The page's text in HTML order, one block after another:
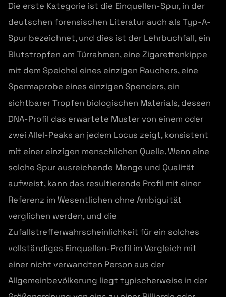
Die erste Kategorie ist die Einquellen-Spur, in der
deutschen forensischen Literatur auch als Typ-A-
Spur bezeichnet, und dies ist der Lehrbuchfall, ein
Blutstropfen am Türrahmen, eine Zigarettenkippe
mit dem Speichel eines einzigen Rauchers, eine
Spermaprobe eines einzigen Spenders, ein
sichtbarer Tropfen biologischen Materials, dessen
DNA-Profil das erwartete Muster von einem oder
zwei Allel-Peaks an jedem Locus zeigt, konsistent
mit einer einzigen menschlichen Quelle. Wenn eine
solche Spur ausreichende Menge und Qualität
aufweist, kann das resultierende Profil mit einer
Referenz im Wesentlichen ohne Ambiguität
verglichen werden, und die
Zufallstrefferwahrscheinlichkeit für ein solches
vollständiges Einquellen-Profil im Vergleich mit
einer nicht verwandten Person aus der
Allgemeinbevölkerung liegt typischerweise in der